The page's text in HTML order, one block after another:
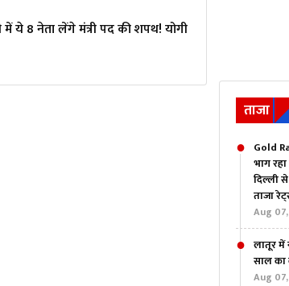
8 नेता लेंगे मंत्री पद की शपथ! योगी
ताजा
Gold
भाग
दिल्ली
ताजा
Aug
लातूर में
साल का
Aug